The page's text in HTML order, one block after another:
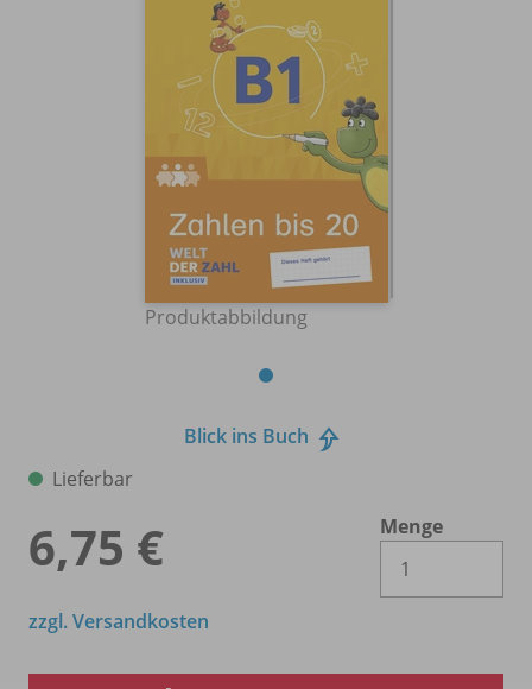
Produktabbildung
Blick ins Buch
Lieferbar
6,75 €
Menge
zzgl. Versandkosten